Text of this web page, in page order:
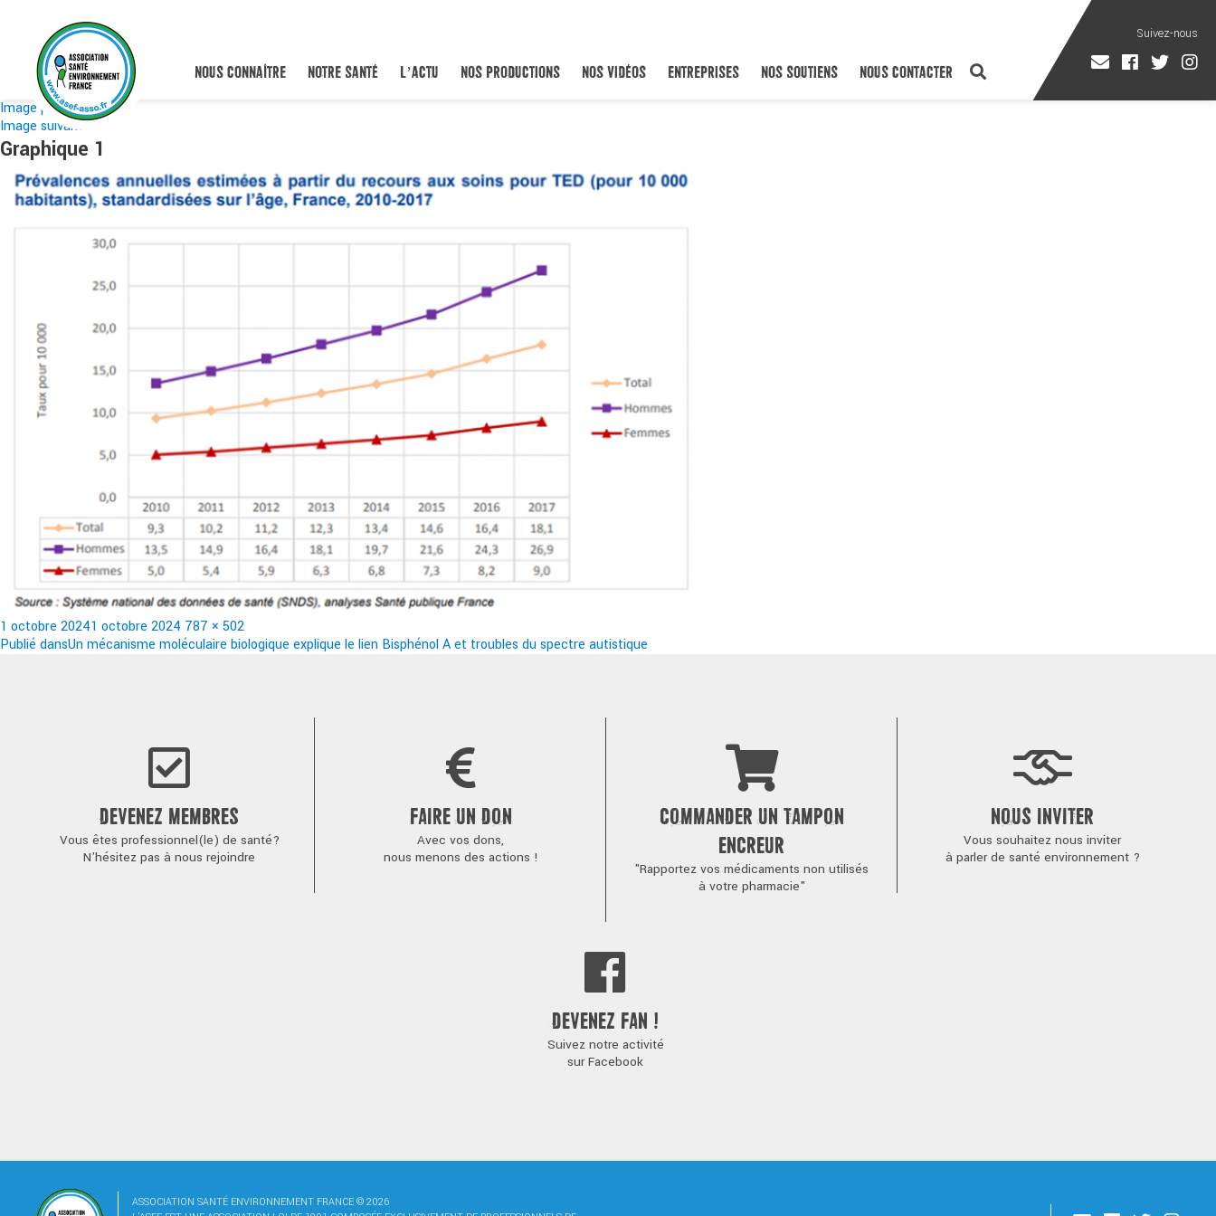
NOUS CONNAÎTRE NOTRE SANTÉ L’ACTU NOS PRODUCTIONS NOS VIDÉOS ENTREPRISES NOS SOUTIENS NOUS CONTACTER
Image précédente
Image suivante
Graphique 1
Publié
le
1 octobre 20241 octobre 2024 Taille
réelle
787 × 502
Navigation
Publié dansUn mécanisme moléculaire biologique explique le lien Bisphénol A et troubles du spectre autistique
DEVENEZ MEMBRES
Vous êtes professionnel(le) de santé?
N'hésitez pas à nous rejoindre
FAIRE UN DON
Avec vos dons,
nous menons des actions !
COMMANDER UN TAMPON
ENCREUR
"Rapportez vos médicaments non utilisés
à votre pharmacie"
NOUS INVITER
Vous souhaitez nous inviter
à parler de santé environnement ?
DEVENEZ FAN !
Suivez notre activité
sur Facebook
ASSOCIATION SANTÉ ENVIRONNEMENT FRANCE © 2026